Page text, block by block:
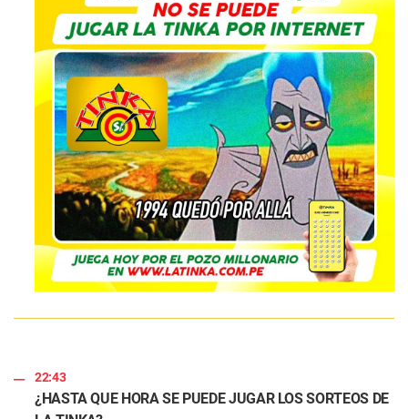
22:43
¿HASTA QUE HORA SE PUEDE JUGAR LOS SORTEOS DE